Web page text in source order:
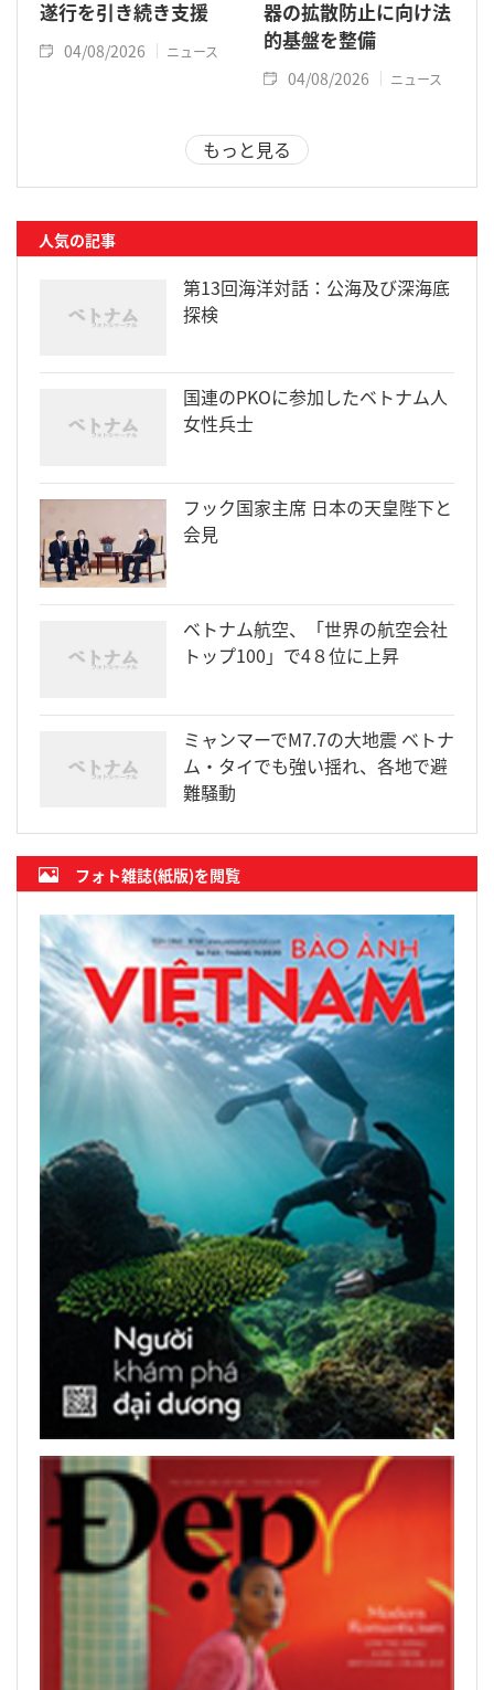
遂行を引き続き支援
04/08/2026 ニュース
器の拡散防止に向け法
的基盤を整備
04/08/2026 ニュース
もっと見る
人気の記事
第13回海洋対話：公海及び深海底
探検
国連のPKOに参加したベトナム人
女性兵士
フック国家主席 日本の天皇陛下と
会見
ベトナム航空、「世界の航空会社
トップ100」で4８位に上昇
ミャンマーでM7.7の大地震 ベトナ
ム・タイでも強い揺れ、各地で避
難騒動
フォト雑誌(紙版)を閲覧